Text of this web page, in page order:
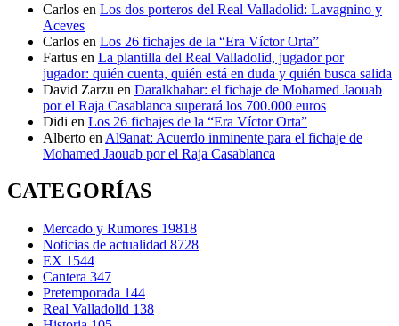
Carlos en Los dos porteros del Real Valladolid: Lavagnino y
Aceves
Carlos en Los 26 fichajes de la “Era Víctor Orta”
Fartus en La plantilla del Real Valladolid, jugador por
jugador: quién cuenta, quién está en duda y quién busca salida
David Zarzu en Daralkhabar: el fichaje de Mohamed Jaouab
por el Raja Casablanca superará los 700.000 euros
Didi en Los 26 fichajes de la “Era Víctor Orta”
Alberto en Al9anat: Acuerdo inminente para el fichaje de
Mohamed Jaouab por el Raja Casablanca
CATEGORÍAS
Mercado y Rumores 19818
Noticias de actualidad 8728
EX 1544
Cantera 347
Pretemporada 144
Real Valladolid 138